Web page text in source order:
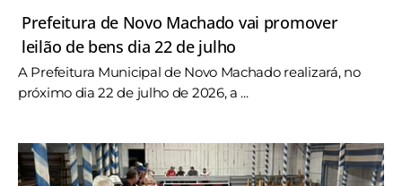
Prefeitura de Novo Machado vai promover
leilão de bens dia 22 de julho
A Prefeitura Municipal de Novo Machado realizará, no
próximo dia 22 de julho de 2026, a ...